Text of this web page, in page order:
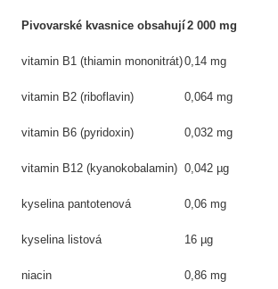
Pivovarské kvasnice obsahují2 000 mg
vitamin B1 (thiamin mononitrát)0,14 mg
vitamin B2 (riboflavin) 0,064 mg
vitamin B6 (pyridoxin) 0,032 mg
vitamin B12 (kyanokobalamin) 0,042 µg
kyselina pantotenová 0,06 mg
kyselina listová 16 µg
niacin 0,86 mg